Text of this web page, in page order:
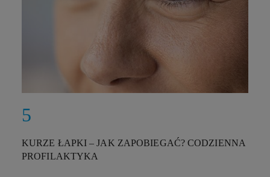
KURZE ŁAPKI – JAK ZAPOBIEGAĆ? CODZIENNA
PROFILAKTYKA